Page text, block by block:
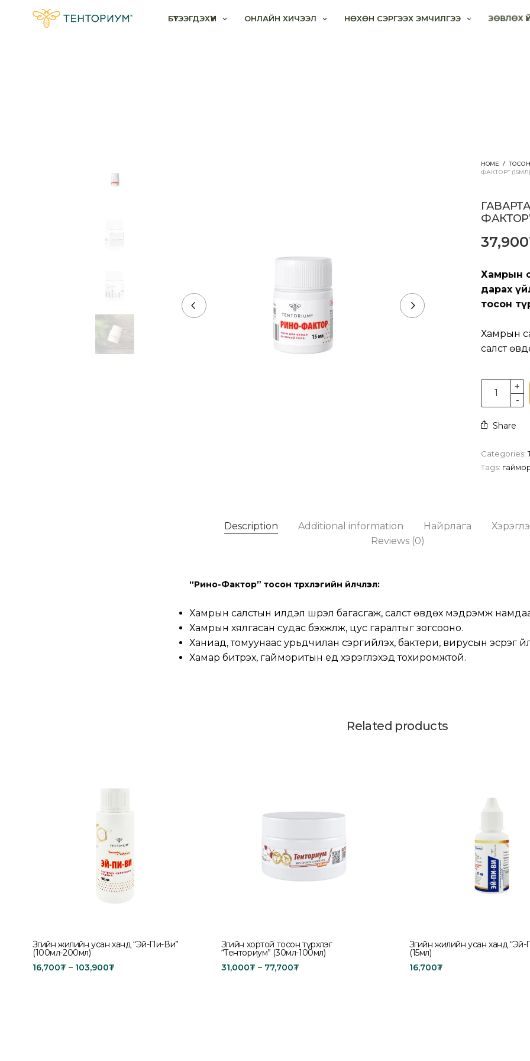
БҮТЭЭГДЭХҮҮН ОНЛАЙН ХИЧЭЭЛ НӨХӨН СЭРГЭЭХ ЭМЧИЛГЭЭ ЗӨВЛӨХ
HOME /
ФАКТОР” (15МЛ)
37,900
Хамрын
дарах
тосон
Хамрын
салст
Share
Categories:
Tags:
Description Additional information Найрлага
Reviews (0)
“Рино-Фактор” тосон түрхлэгийн үйлчлэл:
Хамрын салстын илүүдэл шүүрэл багасгаж, салст өвдөх мэдрэмж
Хамрын хялгасан судас бэхжүүлж, цус гаралтыг зогсооно.
Ханиад, томуунаас урьдчилан сэргийлэх, бактери, вирусын эсрэг
Хамар битүүрэх, гайморитын үед хэрэглэхэд тохиромжтой.
Related products
Зөгийн жилийн усан ханд “Эй-Пи-Ви”
(100мл-200мл)
16,700₮ – 103,900₮
Зөгийн хортой тосон түрхлэг
“Тенториум” (30мл-100мл)
31,000₮ – 77,700₮
Зөгийн жилийн усан ханд
(15мл)
16,700₮